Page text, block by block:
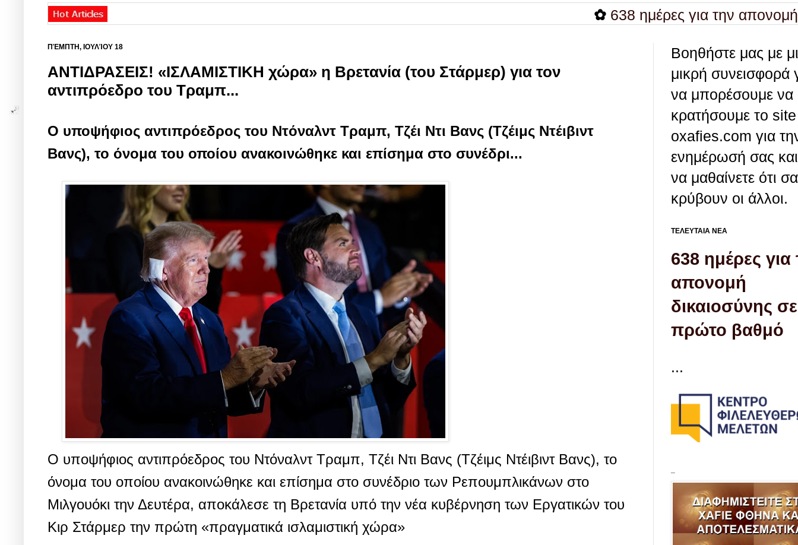
638 ημέρες για την απονομή
ΠΈΜΠΤΗ, ΙΟΥΛΊΟΥ 18
ΑΝΤΙΔΡΑΣΕΙΣ! «ΙΣΛΑΜΙΣΤΙΚΗ χώρα» η Βρετανία (του Στάρμερ) για τον
αντιπρόεδρο του Τραμπ...
Ο υποψήφιος αντιπρόεδρος του Ντόναλντ Τραμπ, Τζέι Ντι Βανς (Τζέιμς Ντέιβιντ
Βανς), το όνομα του οποίου ανακοινώθηκε και επίσημα στο συνέδρι...
Ο υποψήφιος αντιπρόεδρος του Ντόναλντ Τραμπ, Τζέι Ντι Βανς (Τζέιμς Ντέιβιντ Βανς), το
όνομα του οποίου ανακοινώθηκε και επίσημα στο συνέδριο των Ρεπουμπλικάνων στο
Μιλγουόκι την Δευτέρα, αποκάλεσε τη Βρετανία υπό την νέα κυβέρνηση των Εργατικών του
Κιρ Στάρμερ την πρώτη «πραγματικά ισλαμιστική χώρα»
Βοηθήστε μας με
μικρή συνεισφορά
να μπορέσουμε να
κρατήσουμε το site
oxafies.com για
ενημέρωσή σας
να μαθαίνετε ότι
κρύβουν οι άλλοι.
ΤΕΛΕΥΤΑΙΑ ΝΕΑ
638 ημέρες για
απονομή
δικαιοσύνης σε
πρώτο βαθμό
...